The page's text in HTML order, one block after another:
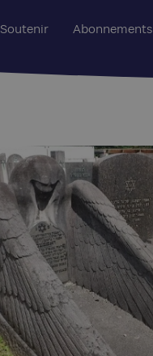
Soutenir Abonnements